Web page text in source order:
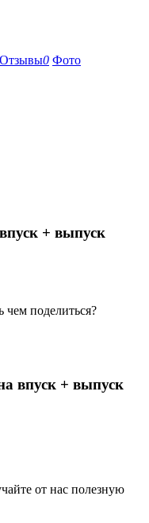
Отзывы0 Фото
+ выпуск
чем поделиться?
впуск + выпуск
от нас полезную